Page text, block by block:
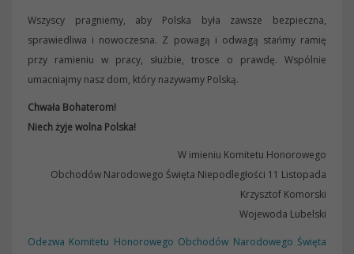
Wszyscy pragniemy, aby Polska była zawsze bezpieczna,
sprawiedliwa i nowoczesna. Z powagą i odwagą stańmy ramię
przy ramieniu w pracy, służbie, trosce o prawdę. Wspólnie
umacniajmy nasz dom, który nazywamy Polską.
Chwała Bohaterom!
Niech żyje wolna Polska!
W imieniu Komitetu Honorowego
Obchodów Narodowego Święta Niepodległości 11 Listopada
Krzysztof Komorski
Wojewoda Lubelski
Odezwa Komitetu Honorowego Obchodów Narodowego Święta